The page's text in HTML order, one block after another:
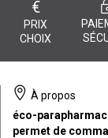
€
PRIX
CHOIX
À propos
éco-
permet de